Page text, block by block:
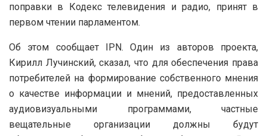
поправки в Кодекс телевидения и радио, принят в
первом чтении парламентом.
Об этом сообщает IPN. Один из авторов проекта,
Кирилл Лучинский, сказал, что для обеспечения права
потребителей на формирование собственного мнения
о качестве информации и мнений, предоставленных
аудиовизуальными программами, частные
вещательные организации должны будут